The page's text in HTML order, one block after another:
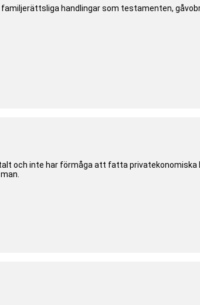
handlingar som testamenten,
och inte har förmåga att fatta